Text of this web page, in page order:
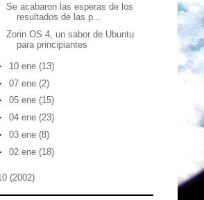
Se acabaron las esperas de los
resultados de las p...
Zorin OS 4, un sabor de Ubuntu
para principiantes
10 ene(13)
07 ene(2)
05 ene(15)
04 ene(23)
03 ene(8)
02 ene(18)
(2002)